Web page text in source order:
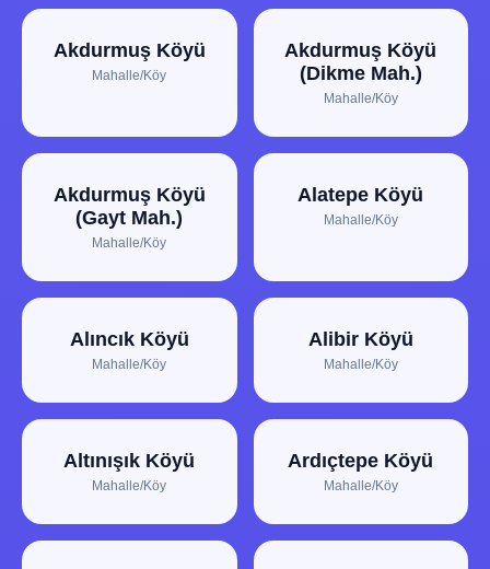
Akdurmuş Köyü
Mahalle/Köy
Akdurmuş Köyü
(Dikme Mah.)
Mahalle/Köy
Akdurmuş Köyü
(Gayt Mah.)
Mahalle/Köy
Alatepe Köyü
Mahalle/Köy
Alıncık Köyü
Mahalle/Köy
Alibir Köyü
Mahalle/Köy
Altınışık Köyü
Mahalle/Köy
Ardıçtepe Köyü
Mahalle/Köy